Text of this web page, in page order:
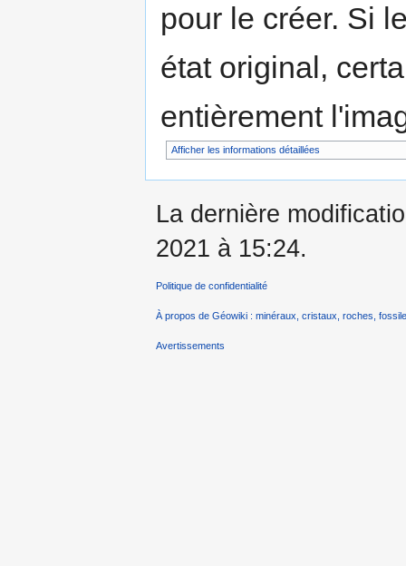
pour le créer. Si
état original,
entièrement
Afficher les informations détaillées
La dernière
2021 à 15:24.
Politique de confidentialité
À propos de Géowiki : minéraux, cristaux, roches,
Avertissements